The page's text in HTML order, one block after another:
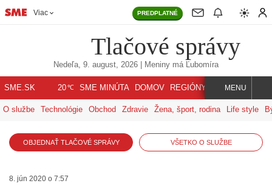
Viac PREDPLATNÉ
Tlačové správy
Nedeľa, 9. august, 2026 | Meniny má Ľubomíra
SME.SK 20℃ SME MINÚTA DOMOV REGIÓNY INDEX SVET
MENU
O službe Technológie Obchod Zdravie Žena, šport, rodina Life style
OBJEDNAŤ TLAČOVÉ SPRÁVY VŠETKO O SLUŽBE
8. jún 2020 o 7:57